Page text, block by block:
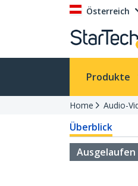
Österreich
Produkte
Home Audio-
Überblick
Ausgelaufen